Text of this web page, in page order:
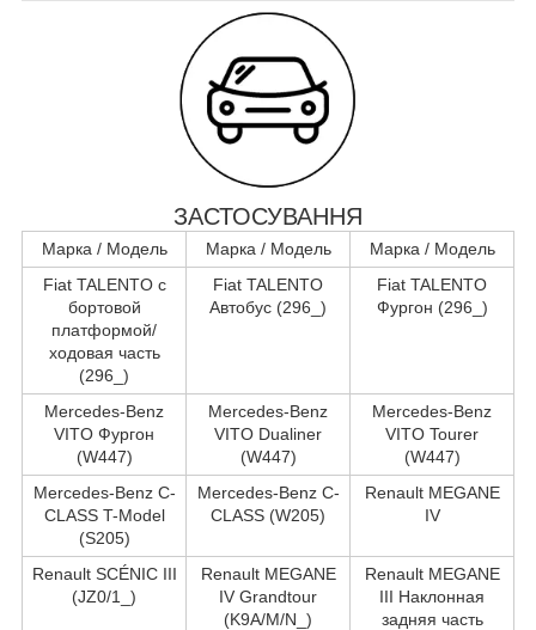
ЗАСТОСУВАННЯ
Марка / Модель Марка / Модель
Марка / Модель
Fiat TALENTO c
бортовой
платформой/
ходовая часть
(296_)
Fiat TALENTO
Автобус (296_)
Fiat TALENTO
Фургон (296_)
Mercedes-Benz
VITO Фургон
(W447)
Mercedes-Benz
VITO Dualiner
(W447)
Mercedes-Benz
VITO Tourer
(W447)
Mercedes-Benz C-
CLASS T-Model
(S205)
Mercedes-Benz C-
CLASS (W205)
Renault MEGANE
IV
Renault SCÉNIC III
(JZ0/1_)
Renault MEGANE
IV Grandtour
(K9A/M/N_)
Renault MEGANE
III Наклонная
задняя часть